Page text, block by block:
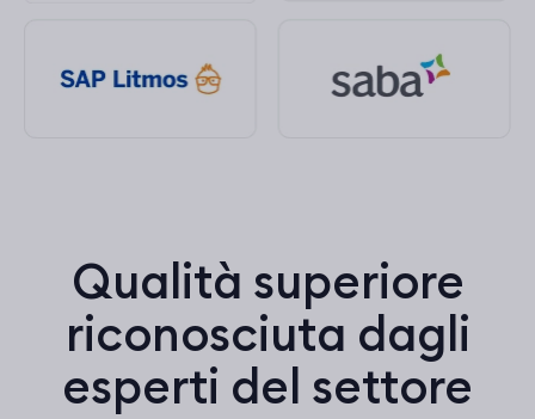
Qualità superiore
riconosciuta dagli
esperti del settore